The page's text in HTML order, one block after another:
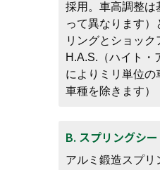
採用。車高調整は
って異なります
リングとショッ
H.A.S.（ハイト・
によりミリ単位の
車種を除きます）
B. スプリングシ
アルミ鍛造スプ